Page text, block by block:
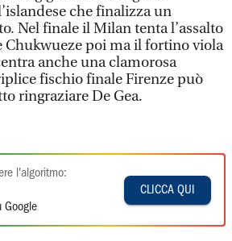
che finalizza un
Nel finale il Milan tenta l’assalto
Chukwueze poi ma il fortino viola
anche una clamorosa
fischio finale Firenze può
ringraziare De Gea.
l'algoritmo:
Google
CLICCA QUI